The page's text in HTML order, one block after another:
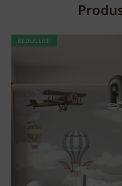
REDUCERI!